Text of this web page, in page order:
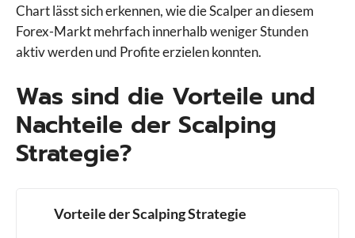
Chart lässt sich erkennen, wie die Scalper an diesem
Forex-Markt mehrfach innerhalb weniger Stunden
aktiv werden und Profite erzielen konnten.
Was sind die Vorteile und
Nachteile der Scalping
Strategie?
Vorteile der Scalping Strategie